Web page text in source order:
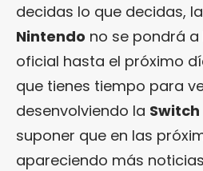
decidas lo que decidas,
Nintendo no se pondrá
oficial hasta el próximo
que tienes tiempo para
desenvolviendo la Switch
suponer que en las
apareciendo más